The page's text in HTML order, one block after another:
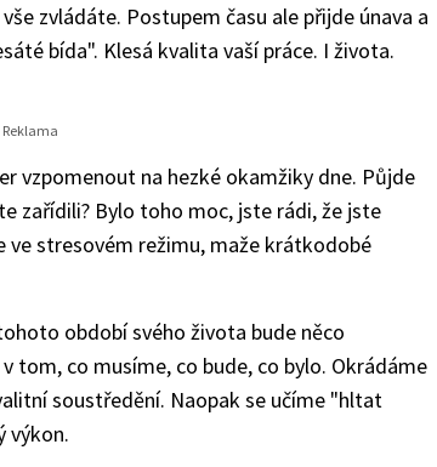
zvládáte. Postupem času ale přijde únava a
bída". Klesá kvalita vaší práce. I života.
vzpomenout na hezké okamžiky dne. Půjde
zařídili? Bylo toho moc, jste rádi, že jste
stresovém režimu, maže krátkodobé
období svého života bude něco
tom, co musíme, co bude, co bylo. Okrádáme
soustředění. Naopak se učíme "hltat
výkon.